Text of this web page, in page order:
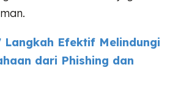
Langkah Efektif Melindungi
dari Phishing dan